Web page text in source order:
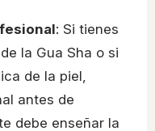
: Si tienes
la Gua Sha o si
de la piel,
antes de
debe enseñar la